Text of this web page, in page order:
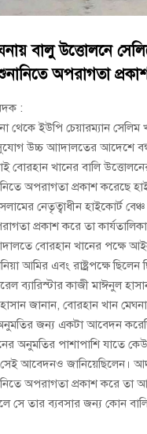
উপদেষ্টা মন্ডলীসহ ১০১
চত্বরের দোকান উচ্ছেদ, ১০
সারিতে বসে মতবিনিময়
সিনিয়র সহ-সভাপতি
ও দোয়া মাহফিল
২০৫ কোটি টাকার
২০১ পিস ইয়াবা ও ৫০
বালু উত্তোলনে
অপরাগতা
:
থেকে ইউপি চেয়ারম্যান সেলিম
উচ্চ আাদালতের আদেশে
বোরহান খানের বালি
অপরাগতা প্রকাশ করেছে
নেতৃত্বাধীন হাইকোর্ট
প্রকাশ করে তা
বোরহান খানের পক্ষে
আমির এবং রাষ্ট্রপক্ষে
ব্যারিস্টার কাজী মাঈনুল
জানান, বোরহান খান
জন্য একটা আবেদন
অনুমতির পাশাপাশি যাতে
সেই আবেদনও জানিয়েছিলেন।
অপরাগতা প্রকাশ করে তা
সে তার ব্যবসার জন্য কোন